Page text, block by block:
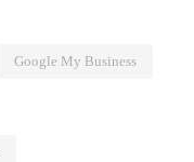
Google My Business